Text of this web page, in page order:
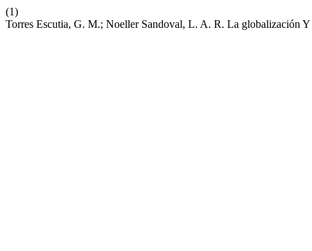
(1)
Torres Escutia, G. M.; Noeller Sandoval, L. A. R. La globalización